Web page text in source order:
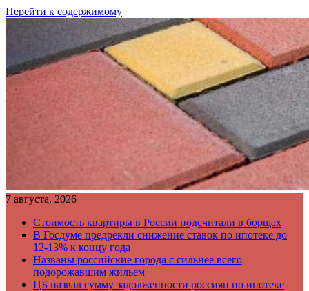
Перейти к содержимому
7 августа, 2026
Стоимость квартиры в России подсчитали в борщах
В Госдуме предрекли снижение ставок по ипотеке до
12-13% к концу года
Названы российские города с сильнее всего
подорожавшим жильем
ЦБ назвал сумму задолженности россиян по ипотеке